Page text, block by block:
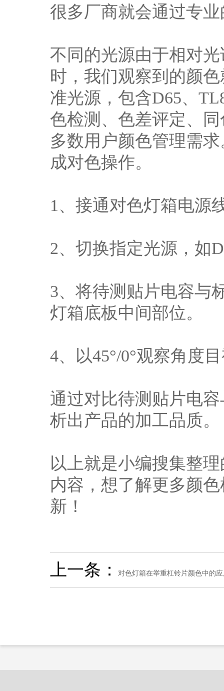
很多厂商就会通过专
不同的光源由于相对
时，我们观察到的颜
准光源，包含D65、
色检测、色差评定、
多数用户颜色管理需
成对色操作。
1、接通对色灯箱电源
2、切换指定光源，如
3、将待测贴片电容与
灯箱底板中间部位。
4、以45°/0°观察角度
通过对比待测贴片电
析出产品的加工品质。
以上就是小编搜集整
内容，想了解更多颜
新！
上一条： 对色灯箱在举重杠铃片颜色中的